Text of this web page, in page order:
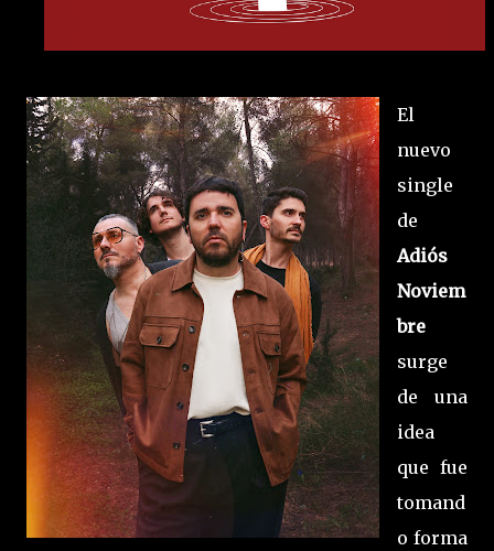
El
nuevo
single
de
Adiós
Noviem
bre
surge
de una
idea
que fue
tomand
o forma